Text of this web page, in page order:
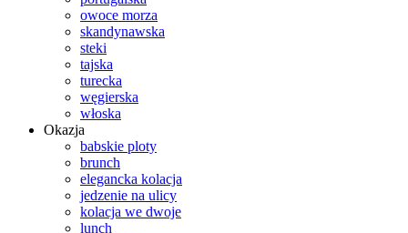
owoce morza
skandynawska
steki
tajska
turecka
węgierska
włoska
Okazja
babskie ploty
brunch
elegancka kolacja
jedzenie na ulicy
kolacja we dwoje
lunch